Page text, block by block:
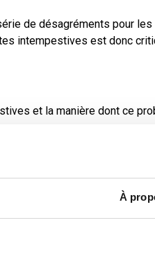
À
de désagréments pour
intempestives est donc
et la manière dont ce